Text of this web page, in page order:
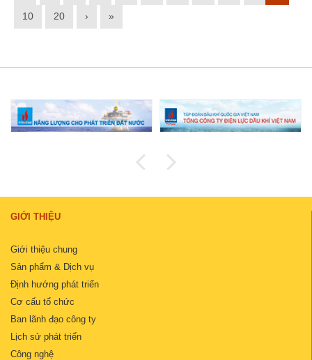
10 20 › »
GIỚI THIỆU
Giới thiệu chung
Sản phẩm & Dịch vụ
Định hướng phát triển
Cơ cấu tổ chức
Ban lãnh đạo công ty
Lịch sử phát triển
Công nghệ